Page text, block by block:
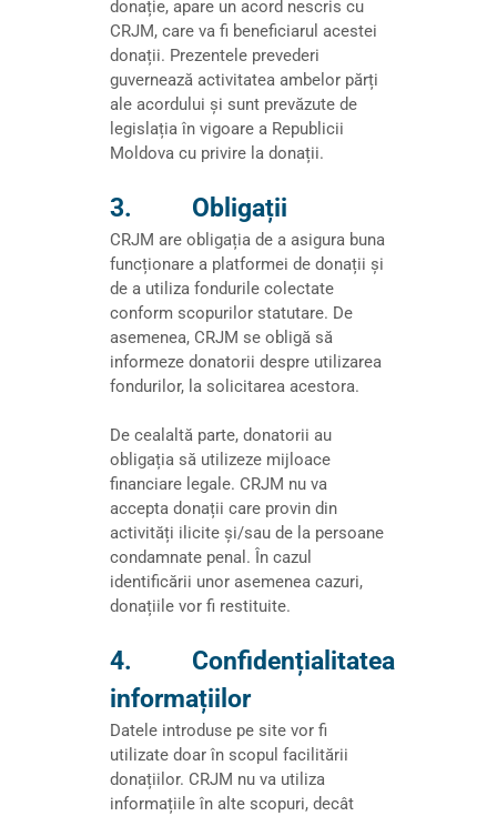
donație, apare un acord nescris cu
CRJM, care va fi beneficiarul acestei
donații. Prezentele prevederi
guvernează activitatea ambelor părți
ale acordului și sunt prevăzute de
legislația în vigoare a Republicii
Moldova cu privire la donații.
3. Obligații
CRJM are obligația de a asigura buna
funcționare a platformei de donații și
de a utiliza fondurile colectate
conform scopurilor statutare. De
asemenea, CRJM se obligă să
informeze donatorii despre utilizarea
fondurilor, la solicitarea acestora.
De cealaltă parte, donatorii au
obligația să utilizeze mijloace
financiare legale. CRJM nu va
accepta donații care provin din
activități ilicite și/sau de la persoane
condamnate penal. În cazul
identificării unor asemenea cazuri,
donațiile vor fi restituite.
4. Confidențialitatea
informațiilor
Datele introduse pe site vor fi
utilizate doar în scopul facilitării
donațiilor. CRJM nu va utiliza
informațiile în alte scopuri, decât